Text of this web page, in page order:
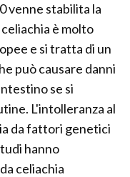
venne stabilita la
è molto
e si tratta di un
può causare danni
se si
L'intolleranza al
da fattori genetici
hanno
celiachia